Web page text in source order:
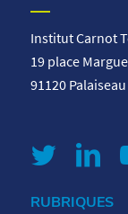
Institut Carnot
19 place
91120 Palaiseau
RUBRIQUES